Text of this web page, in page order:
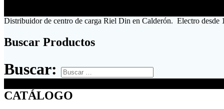
Distribuidor de centro de carga Riel Din en Calderón. Electro
Buscar Productos
Buscar:
CATÁLOGO